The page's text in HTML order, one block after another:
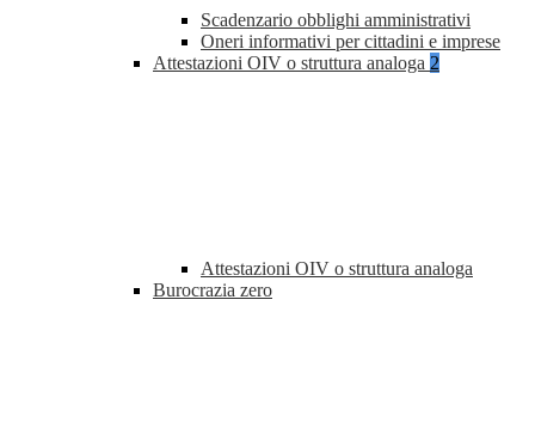
Scadenzario obblighi amministrativi
Oneri informativi per cittadini e imprese
Attestazioni OIV o struttura analoga 2
Attestazioni OIV o struttura analoga
Burocrazia zero